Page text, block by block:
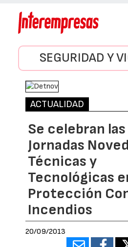
SEGURIDAD Y
ACTUALIDAD
Se celebran las
Jornadas
Técnicas y
Tecnológicas
Protección
Incendios
20/09/2013